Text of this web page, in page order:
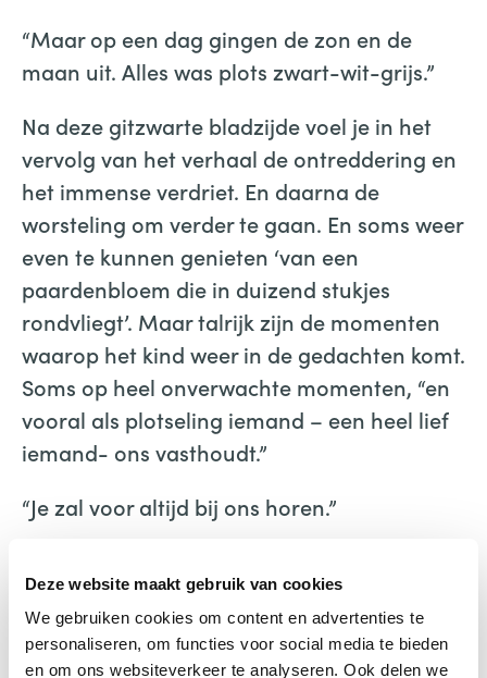
Deze website maakt gebruik van cookies
We gebruiken cookies om content en advertenties te
personaliseren, om functies voor social media te bieden
en om ons websiteverkeer te analyseren. Ook delen we
“Maar op een dag gingen de zon en de
maan uit. Alles was plots zwart-wit-grijs.”
Na deze gitzwarte bladzijde voel je in het
vervolg van het verhaal de ontreddering en
het immense verdriet. En daarna de
worsteling om verder te gaan. En soms weer
even te kunnen genieten ‘van een
paardenbloem die in duizend stukjes
rondvliegt’. Maar talrijk zijn de momenten
waarop het kind weer in de gedachten komt.
Soms op heel onverwachte momenten, “en
vooral als plotseling iemand – een heel lief
iemand- ons vasthoudt.”
“Je zal voor altijd bij ons horen.”